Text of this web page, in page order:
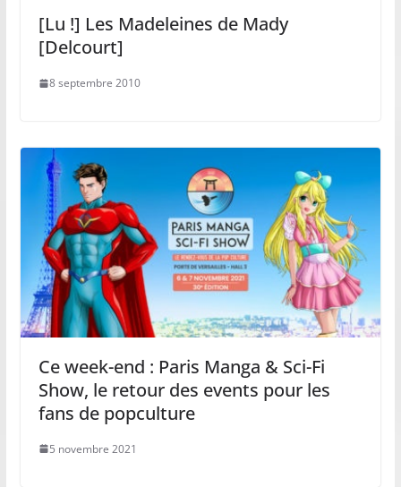
[Lu !] Les Madeleines de Mady
[Delcourt]
8 septembre 2010
Ce week-end : Paris Manga & Sci-Fi
Show, le retour des events pour les
fans de popculture
5 novembre 2021